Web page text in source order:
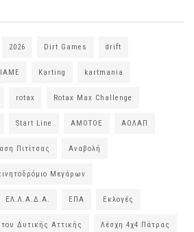
2026 Dirt Games drift
IAME Karting kartmania
rotax Rotax Max Challenge
Start Line ΑΜΟΤΟΕ ΑΟΛΑΠ
Πιτίτσας Αναβολή
Μεγάρων
ΕΛ.Λ.Α.Δ.Α. ΕΠΑ Εκλογές
Δυτικής Αττικής Λέσχη 4χ4 Πάτρας